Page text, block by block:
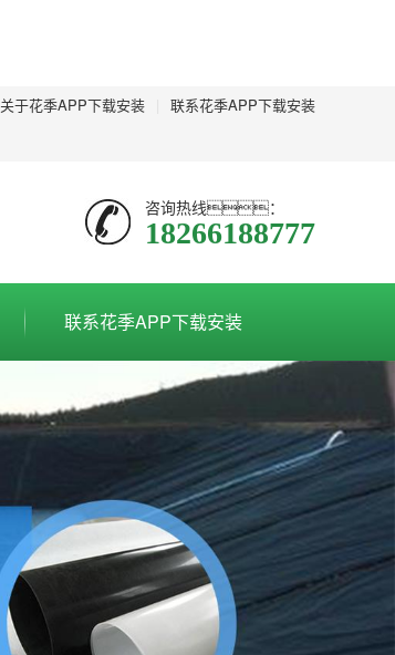
关于花季APP下载安装 联系花季APP下载安装
咨询热线：
18266188777
联系花季APP下载安装